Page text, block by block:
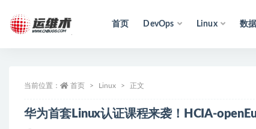
首页 DevOps Linux 数
当前位置： 首页 Linux 正文
华为首套Linux认证课程来袭！HCIA-